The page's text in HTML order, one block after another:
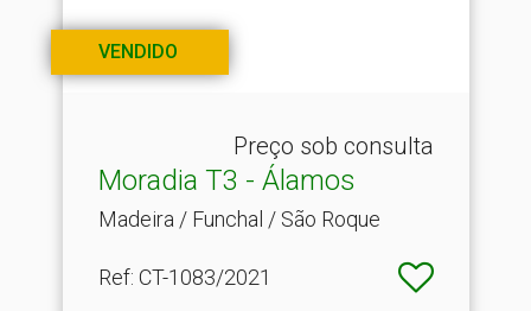
VENDIDO
Preço sob consulta
Moradia T3 - Álamos
Madeira / Funchal / São Roque
Ref: CT-1083/2021